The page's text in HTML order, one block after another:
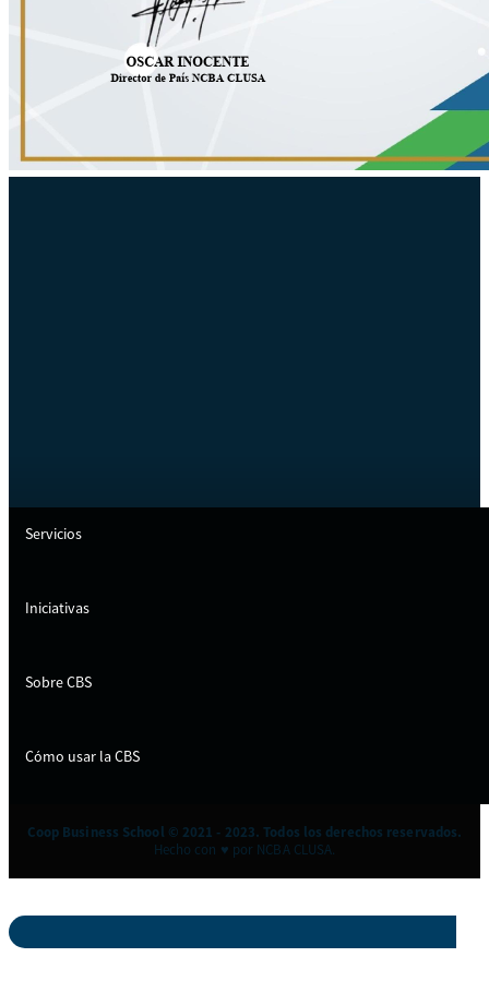
Servicios
Iniciativas
Sobre CBS
Cómo usar la CBS
Coop Business School © 2021 - 2023. Todos los derechos reservados.
Hecho con ♥ por NCBA CLUSA.